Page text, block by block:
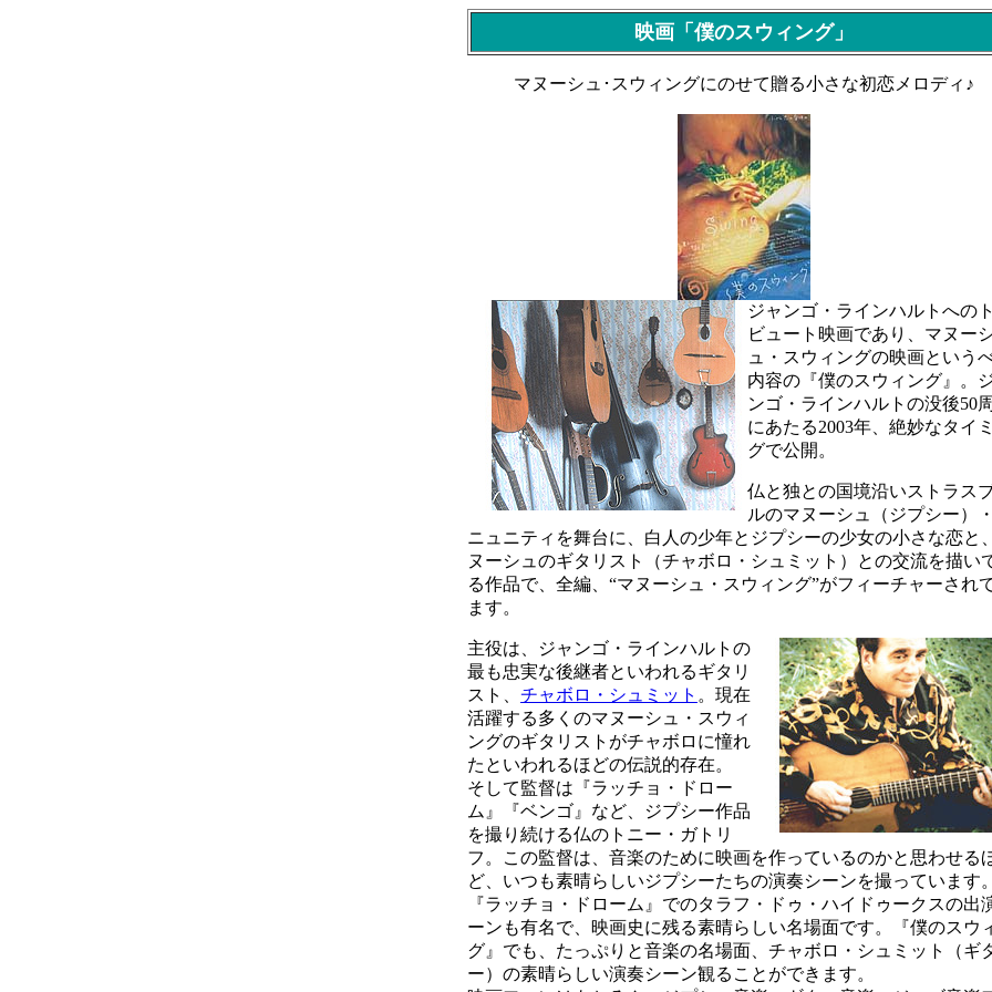
映画「僕のスウィング」
マヌーシュ･スウィングにのせて贈る小さな初恋メロディ♪
ジャンゴ・ラインハルトへの
ビュート映画であり、マヌー
ュ・スウィングの映画という
内容の『僕のスウィング』。
ンゴ・ラインハルトの没後50
にあたる2003年、絶妙なタイ
グで公開。
仏と独との国境沿いストラス
ルのマヌーシュ（ジプシー）
ニュニティを舞台に、白人の少年とジプシーの少女の小さな恋と
ヌーシュのギタリスト（チャボロ・シュミット）との交流を描い
る作品で、全編、“マヌーシュ・スウィング”がフィーチャーされ
ます。
主役は、ジャンゴ・ラインハルトの
最も忠実な後継者といわれるギタリ
スト、 チャボロ・シュミット 。現在
活躍する多くのマヌーシュ・スウィ
ングのギタリストがチャボロに憧れ
たといわれるほどの伝説的存在。
そして監督は『ラッチョ・ドロー
ム』『ベンゴ』など、ジプシー作品
を撮り続ける仏のトニー・ガトリ
フ。この監督は、音楽のために映画を作っているのかと思わせる
ど、いつも素晴らしいジプシーたちの演奏シーンを撮っています。
『ラッチョ・ドローム』でのタラフ・ドゥ・ハイドゥークスの出
ーンも有名で、映画史に残る素晴らしい名場面です。『僕のスウ
グ』でも、たっぷりと音楽の名場面、チャボロ・シュミット（ギ
ー）の素晴らしい演奏シーン観ることができます。